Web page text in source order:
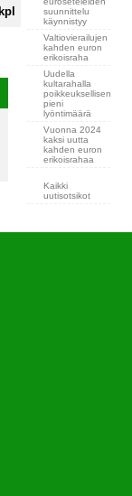
suunnittelu
käynnistyy
Valtiovierailujen
kahden euron
erikoisraha
Uudella
kultarahalla
poikkeuksellisen
pieni
lyöntimäärä
Vuonna 2024
kaksi uutta
kahden euron
erikoisrahaa
Kaikki
uutisotsikot